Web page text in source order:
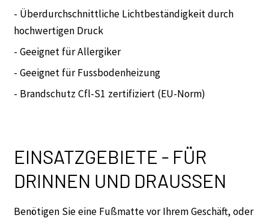
- Überdurchschnittliche Lichtbeständigkeit durch
hochwertigen Druck
- Geeignet für Allergiker
- Geeignet für Fussbodenheizung
- Brandschutz Cfl-S1 zertifiziert (EU-Norm)
EINSATZGEBIETE - FÜR
DRINNEN UND DRAUSSEN
Benötigen Sie eine Fußmatte vor Ihrem Geschäft, oder